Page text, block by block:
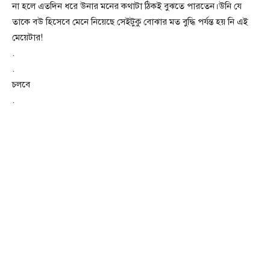
না হলে এতদিন ধরে উনার মনের কথাটা ঠিকই বুঝতে পারতেন।উনি যে
তাকে বউ হিসেবে মেনে নিয়েছে সেইটুকু বোঝার মত বুদ্ধি পর্যন্ত হয় নি এই
মেয়েটার!
.
.
চলবে
.